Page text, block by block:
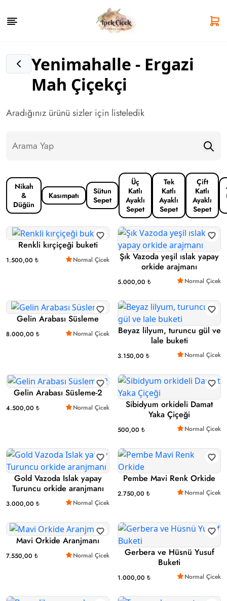
Yenimahalle - Ergazi
Mah Çiçekçi
Aradığınız ürünü sizler için listeledik
Nikah
&
Düğün
Kasımpatı
Sütun
Sepet
Üç
Katlı
Ayaklı
Sepet
Tek
Katlı
Ayaklı
Sepet
Çift
Katlı
Ayaklı
Sepet
Renkli kırçiçeği buketi
1.500,00 ₺ Normal Çicek
Şık Vazoda yeşil ıslak yapay
orkide arajmanı
5.000,00 ₺ Normal Çicek
Gelin Arabası Süsleme
8.000,00 ₺ Normal Çicek
Beyaz lilyum, turuncu gül ve
lale buketi
3.150,00 ₺ Normal Çicek
Gelin Arabası Süsleme-2
4.500,00 ₺ Normal Çicek
Sibidyum orkideli Damat
Yaka Çiçeği
500,00 ₺ Normal Çicek
Gold Vazoda Islak yapay
Turuncu orkide aranjmanı
3.000,00 ₺ Normal Çicek
Pembe Mavi Renk Orkide
2.750,00 ₺ Normal Çicek
Mavi Orkide Aranjmanı
7.550,00 ₺ Normal Çicek
Gerbera ve Hüsnü Yusuf
Buketi
1.000,00 ₺ Normal Çicek